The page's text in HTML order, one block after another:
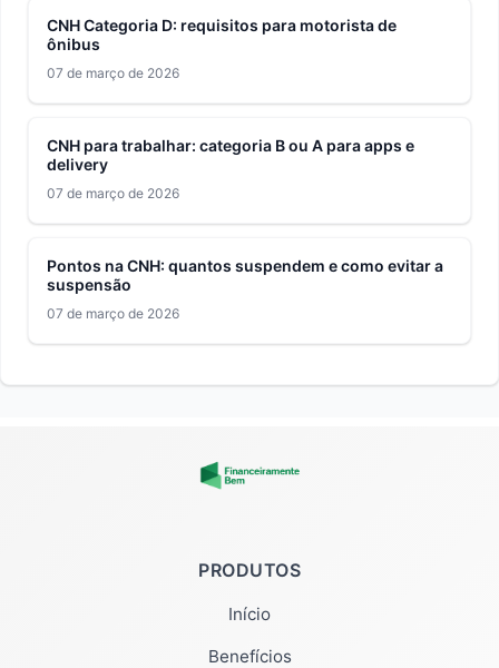
CNH Categoria D: requisitos para motorista de
ônibus
07 de março de 2026
CNH para trabalhar: categoria B ou A para apps e
delivery
07 de março de 2026
Pontos na CNH: quantos suspendem e como evitar a
suspensão
07 de março de 2026
PRODUTOS
Início
Benefícios